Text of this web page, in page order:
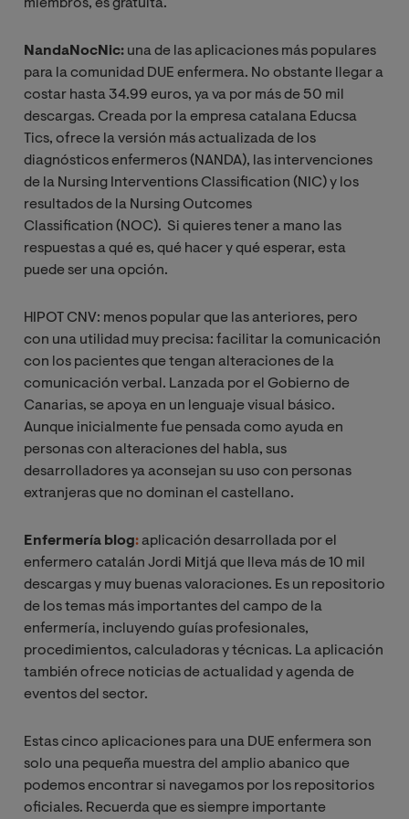
miembros, es gratuita.
NandaNocNic: una de las aplicaciones más populares
para la comunidad DUE enfermera. No obstante llegar a
costar hasta 34.99 euros, ya va por más de 50 mil
descargas. Creada por la empresa catalana Educsa
Tics, ofrece la versión más actualizada de los
diagnósticos enfermeros (NANDA), las intervenciones
de la Nursing Interventions Classification (NIC) y los
resultados de la Nursing Outcomes
Classification (NOC). Si quieres tener a mano las
respuestas a qué es, qué hacer y qué esperar, esta
puede ser una opción.
HIPOT CNV: menos popular que las anteriores, pero
con una utilidad muy precisa: facilitar la comunicación
con los pacientes que tengan alteraciones de la
comunicación verbal. Lanzada por el Gobierno de
Canarias, se apoya en un lenguaje visual básico.
Aunque inicialmente fue pensada como ayuda en
personas con alteraciones del habla, sus
desarrolladores ya aconsejan su uso con personas
extranjeras que no dominan el castellano.
Enfermería blog:aplicación desarrollada por el
enfermero catalán Jordi Mitjá que lleva más de 10 mil
descargas y muy buenas valoraciones. Es un repositorio
de los temas más importantes del campo de la
enfermería, incluyendo guías profesionales,
procedimientos, calculadoras y técnicas. La aplicación
también ofrece noticias de actualidad y agenda de
eventos del sector.
Estas cinco aplicaciones para una DUE enfermera son
solo una pequeña muestra del amplio abanico que
podemos encontrar si navegamos por los repositorios
oficiales. Recuerda que es siempre importante